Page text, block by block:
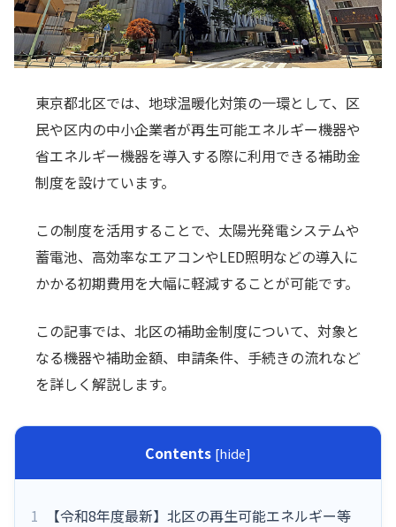
東京都北区では、地球温暖化対策の一環として、区
民や区内の中小企業者が再生可能エネルギー機器や
省エネルギー機器を導入する際に利用できる補助金
制度を設けています。
この制度を活用することで、太陽光発電システムや
蓄電池、高効率なエアコンやLED照明などの導入に
かかる初期費用を大幅に軽減することが可能です。
この記事では、北区の補助金制度について、対象と
なる機器や補助金額、申請条件、手続きの流れなど
を詳しく解説します。
Contents [hide]
1
【令和8年度最新】北区の再生可能エネルギー等